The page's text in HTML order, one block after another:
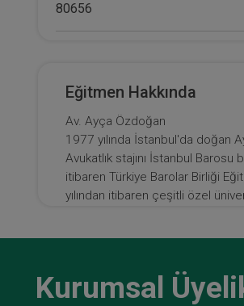
80656
Makale Sayısı
Eğitmen Hakkında
Av. Ayça Özdoğan
1977 yılında İstanbul'da doğan
Avukatlık stajını İstanbul
itibaren Türkiye Barolar Birliği
yılından itibaren çeşitli özel
avukatlara “Aile Hukuku”,
2008 yılından itibaren Aile
Özdoğan, Prof. Şükran Şıpka ile
yayınlarda makaleleri
etmektedir. Hukuki
Kurumsal